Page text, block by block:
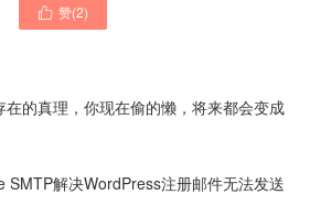
 赞(2)
的真理，你现在偷的懒，将来都会变成
SMTP解决WordPress注册邮件无法发送